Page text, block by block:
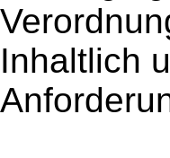
Inhaltlich